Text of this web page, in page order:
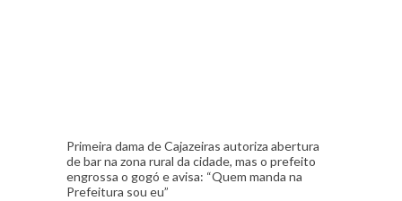
Primeira dama de Cajazeiras autoriza abertura
de bar na zona rural da cidade, mas o prefeito
engrossa o gogó e avisa: “Quem manda na
Prefeitura sou eu”